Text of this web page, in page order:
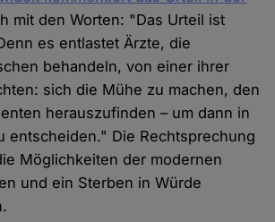
mit den Worten: "Das Urteil ist
es entlastet Ärzte, die
behandeln, von einer ihrer
sich die Mühe zu machen, den
herauszufinden – um dann in
entscheiden." Die Rechtsprechung
Möglichkeiten der modernen
und ein Sterben in Würde